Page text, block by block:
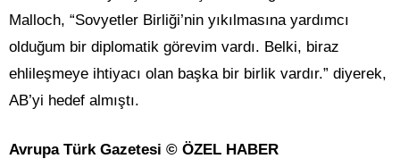
Malloch, “Sovyetler Birliği’nin yıkılmasına yardımcı
olduğum bir diplomatik görevim vardı. Belki, biraz
ehlileşmeye ihtiyacı olan başka bir birlik vardır.” diyerek,
AB’yi hedef almıştı.
Avrupa Türk Gazetesi © ÖZEL HABER